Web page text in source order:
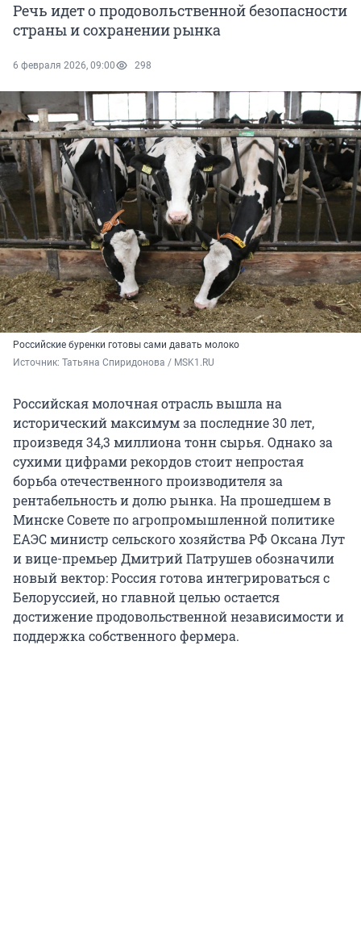
Речь идет о продовольственной безопасности
страны и сохранении рынка
6 февраля 2026, 09:00 298
Российские буренки готовы сами давать молоко
Источник: Татьяна Спиридонова / MSK1.RU
Российская молочная отрасль вышла на
исторический максимум за последние30 лет,
произведя 34,3 миллиона тонн сырья. Однако за
сухими цифрами рекордов стоит непростая
борьба отечественного производителя за
рентабельность и долю рынка. На прошедшем в
Минске Совете по агропромышленной политике
ЕАЭС министр сельского хозяйства РФ Оксана Лут
и вице-премьер Дмитрий Патрушев обозначили
новый вектор: Россия готова интегрироваться с
Белоруссией, но главной целью остается
достижение продовольственной независимости и
поддержка собственного фермера.